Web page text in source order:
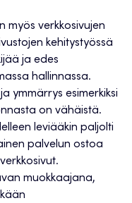
myös verkkosivujen
kehitystyössä
ja edes
hallinnassa.
ymmärrys esimerkiksi
on vähäistä.
leviääkin paljolti
palvelun ostoa
muokkaajana,